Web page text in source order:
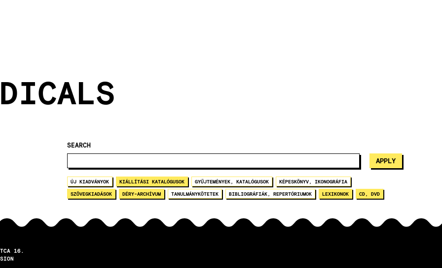
SEARCH
ÚJ KIADVÁNYOK KIÁLLÍTÁSI KATALÓGUSOK GYŰJTEMÉNYEK, KATALÓGUSOK KÉPESKÖNYV, IKONOGRÁFIA
SZÖVEGKIADÁSOK DÉRY-ARCHÍVUM TANULMÁNYKÖTETEK BIBLIOGRÁFIÁK, REPERTÓRIUMOK LEXIKONOK CD, DVD
16.